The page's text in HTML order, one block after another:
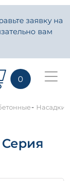
заявку на
вам
0
- Насадки